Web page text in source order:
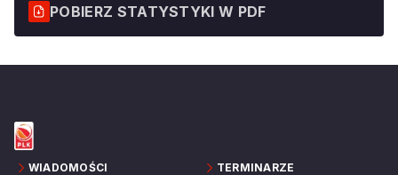
POBIERZ STATYSTYKI W PDF
WIADOMOŚCI TERMINARZE